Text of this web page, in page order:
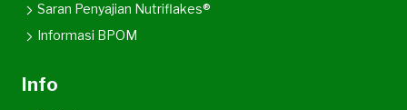
Saran Penyajian Nutriflakes®
Informasi BPOM
Info